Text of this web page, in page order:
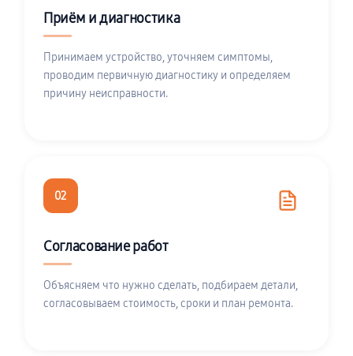
Приём и диагностика
Принимаем устройство, уточняем симптомы,
проводим первичную диагностику и определяем
причину неисправности.
02
Согласование работ
Объясняем что нужно сделать, подбираем детали,
согласовываем стоимость, сроки и план ремонта.